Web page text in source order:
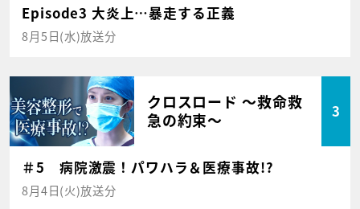
Episode3 大炎上…暴走する正義
8月5日(水)放送分
クロスロード ～救命救
急の約束～
3
＃5 病院激震！パワハラ＆医療事故!?
8月4日(火)放送分